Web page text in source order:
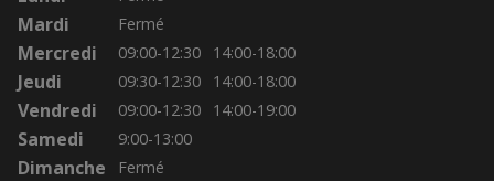
Mardi Fermé
Mercredi 09:00-12:30 14:00-18:00
Jeudi 09:30-12:30 14:00-18:00
Vendredi 09:00-12:30 14:00-19:00
Samedi 9:00-13:00
Dimanche Fermé